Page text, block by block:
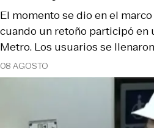
08 AGOSTO
El momento se dio en el
cuando un retoño participó en
Metro. Los usuarios se